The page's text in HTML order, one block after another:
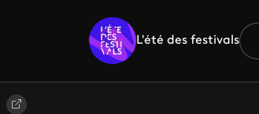
L'été des festivals